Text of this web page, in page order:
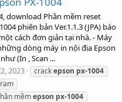
download Phần mềm reset
phiên bản Ver.1.1.3 (JPA) báo
cách đơn giản tại nhà. - Máy
dòng máy in nội địa Epson
(In , Scan ...
2023 crackepson px-1004
mềmepson px-1004